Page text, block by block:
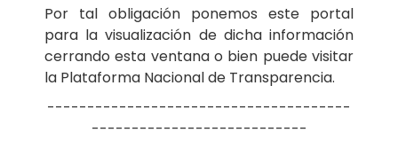
Por tal obligación ponemos este portal
para la visualización de dicha información
cerrando esta ventana o bien puede visitar
la Plataforma Nacional de Transparencia.
--------------------------------------
---------------------------